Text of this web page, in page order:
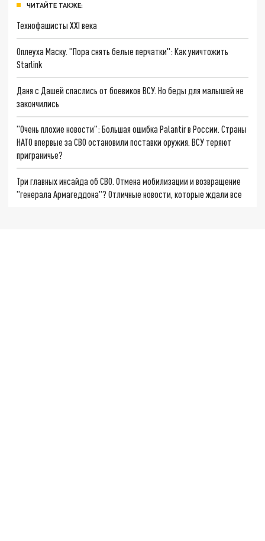
ЧИТАЙТЕ ТАКЖЕ:
Технофашисты XXI века
Оплеуха Маску. "Пора снять белые перчатки": Как уничтожить
Starlink
Даня с Дашей спаслись от боевиков ВСУ. Но беды для малышей не
закончились
"Очень плохие новости": Большая ошибка Palantir в России. Страны
НАТО впервые за СВО остановили поставки оружия. ВСУ теряют
приграничье?
Три главных инсайда об СВО. Отмена мобилизации и возвращение
"генерала Армагеддона"? Отличные новости, которые ждали все